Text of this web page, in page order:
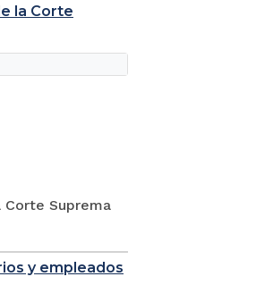
la Corte
Corte Suprema
y empleados